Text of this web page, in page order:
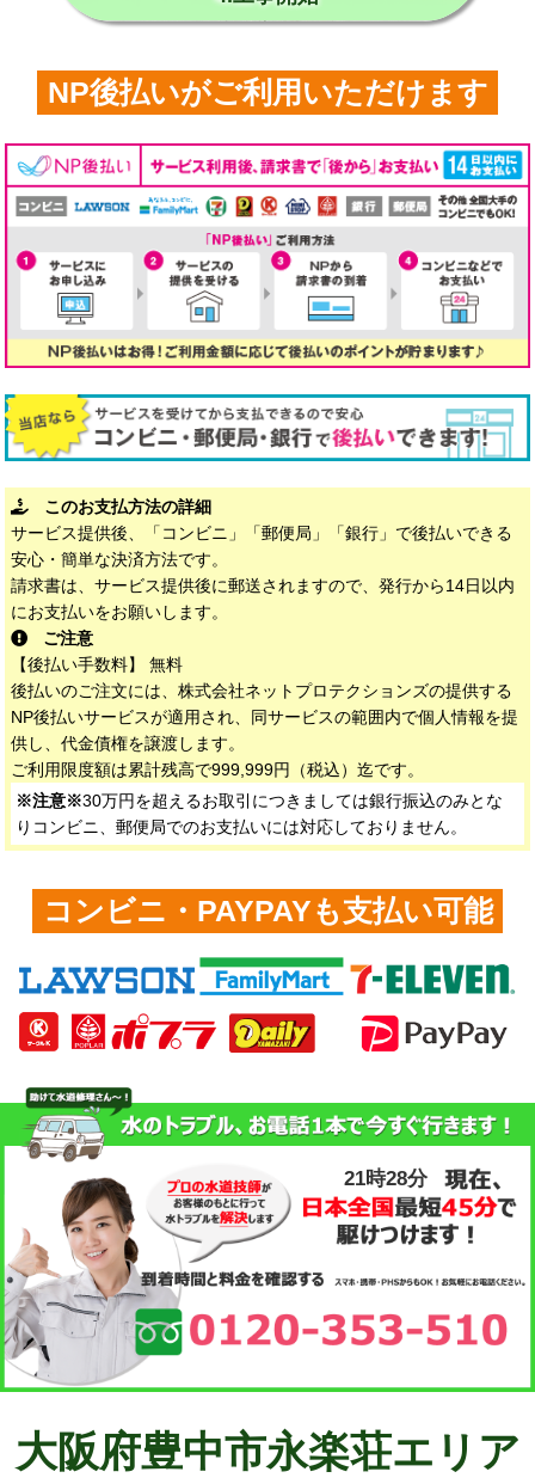
NP後払いがご利用いただけます
このお支払方法の詳細
サービス提供後、「コンビニ」「郵便局」「銀行」で後払いできる
安心・簡単な決済方法です。
請求書は、サービス提供後に郵送されますので、発行から14日以内
にお支払いをお願いします。
ご注意
【後払い手数料】 無料
後払いのご注文には、株式会社ネットプロテクションズの提供する
NP後払いサービスが適用され、同サービスの範囲内で個人情報を提
供し、代金債権を譲渡します。
ご利用限度額は累計残高で999,999円（税込）迄です。
※注意※30万円を超えるお取引につきましては銀行振込のみとな
りコンビニ、郵便局でのお支払いには対応しておりません。
コンビニ・PAYPAYも支払い可能
21時28分
大阪府豊中市永楽荘エリア